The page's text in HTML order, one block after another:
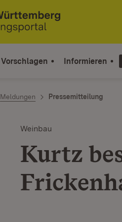
Vorschlagen Informieren
Meldungen Pressemitteilung
Weinbau
Kurtz